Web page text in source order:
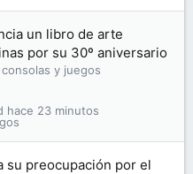
un libro de arte
por su 30º aniversario
y juegos
hace 23 minutos
su preocupación por el